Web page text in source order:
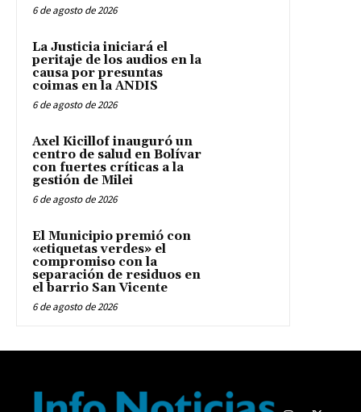
6 de agosto de 2026
La Justicia iniciará el
peritaje de los audios en la
causa por presuntas
coimas en la ANDIS
6 de agosto de 2026
Axel Kicillof inauguró un
centro de salud en Bolívar
con fuertes críticas a la
gestión de Milei
6 de agosto de 2026
El Municipio premió con
«etiquetas verdes» el
compromiso con la
separación de residuos en
el barrio San Vicente
6 de agosto de 2026